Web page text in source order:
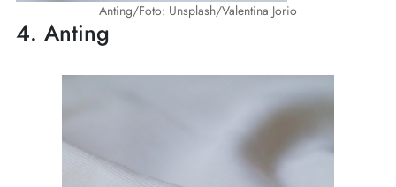
Anting/Foto: Unsplash/Valentina Jorio
4. Anting